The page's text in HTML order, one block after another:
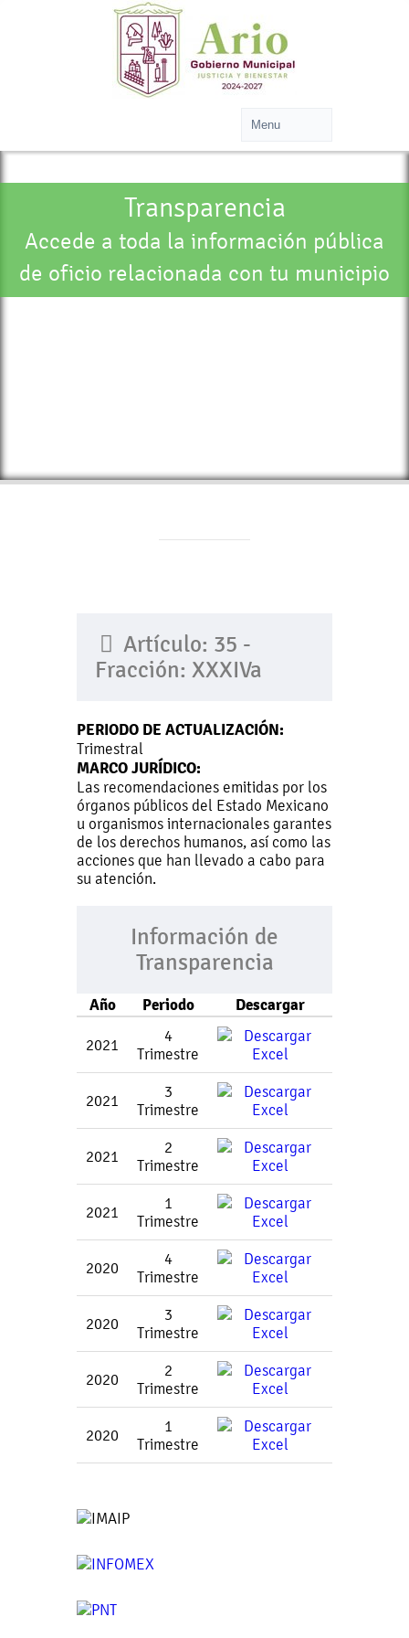
Transparencia
Accede a toda la información pública
de oficio relacionada con tu municipio
Artículo: 35 -
Fracción: XXXIVa
PERIODO DE ACTUALIZACIÓN:
Trimestral
MARCO JURÍDICO:
Las recomendaciones emitidas por los
órganos públicos del Estado Mexicano
u organismos internacionales garantes
de los derechos humanos, así como las
acciones que han llevado a cabo para
su atención.
Información de
Transparencia
Año Periodo Descargar
2021
4
Trimestre
2021
3
Trimestre
2021
2
Trimestre
2021
1
Trimestre
2020
4
Trimestre
2020
3
Trimestre
2020
2
Trimestre
2020
1
Trimestre